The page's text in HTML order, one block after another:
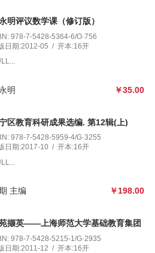
明评议数学课（修订版）
978-7-5428-5364-6/O·756
日期:2012-05 / 开本:16开
明 ￥35.00
区教育科研成果选编. 第12辑(上)
978-7-5428-5959-4/G·3255
日期:2017-10 / 开本:16开
主编 ￥198.00
撷英——上海师范大学基础教育集团
978-7-5428-5215-1/G·2935
日期:2011-12 / 开本:16开